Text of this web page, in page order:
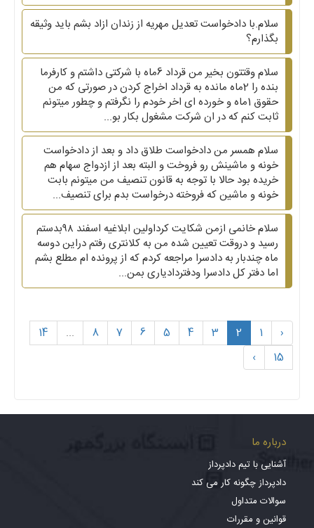
سلام.با دادخواست تعدیل مهریه از زندان ازاد بشم باید وثیقه
بگذارم؟
سلام وقتتون بخیر من قرداد 6ماه با شرکتی داشتم و کارفرما
بنده را 2ماه مانده به قرداد اخراج کردن در صورتی که من
حقوق 1ماه و خورده ای اخر خودم را نگرفتم و چطور میتونم
ثابت کنم که در ان شرکت مشغول بکار بو...
سلام همسر من دادخواست طلاق داد و بعد از دادخواست
خونه و ماشینش رو فروخت و البته بعد از ازدواج سهام هم
خریده بود حالا با توجه به قانون تنصیف من میتونم بابت
خونه و ماشین که فروخته درخواست بدم برای تنصیف...
سلام خانمی ازمن شکایت کرداولین ابلاغیه اسفند ۹۸بدستم
رسید و دروقت تعیین شده من به کلانتری رفتم دراین دوسه
ماه چندبار به دادسرا مراجعه کردم که از پرونده ام مطلع بشم
اما دفتر کل دادسرا ودفتردادیاری بمن...
‹
1
2
3
4
5
6
7
8
...
14
15
›
درباره ما
آشنایی با تیم دادپرداز
دادپرداز چگونه کار می کند
سوالات متداول
قوانین و مقررات